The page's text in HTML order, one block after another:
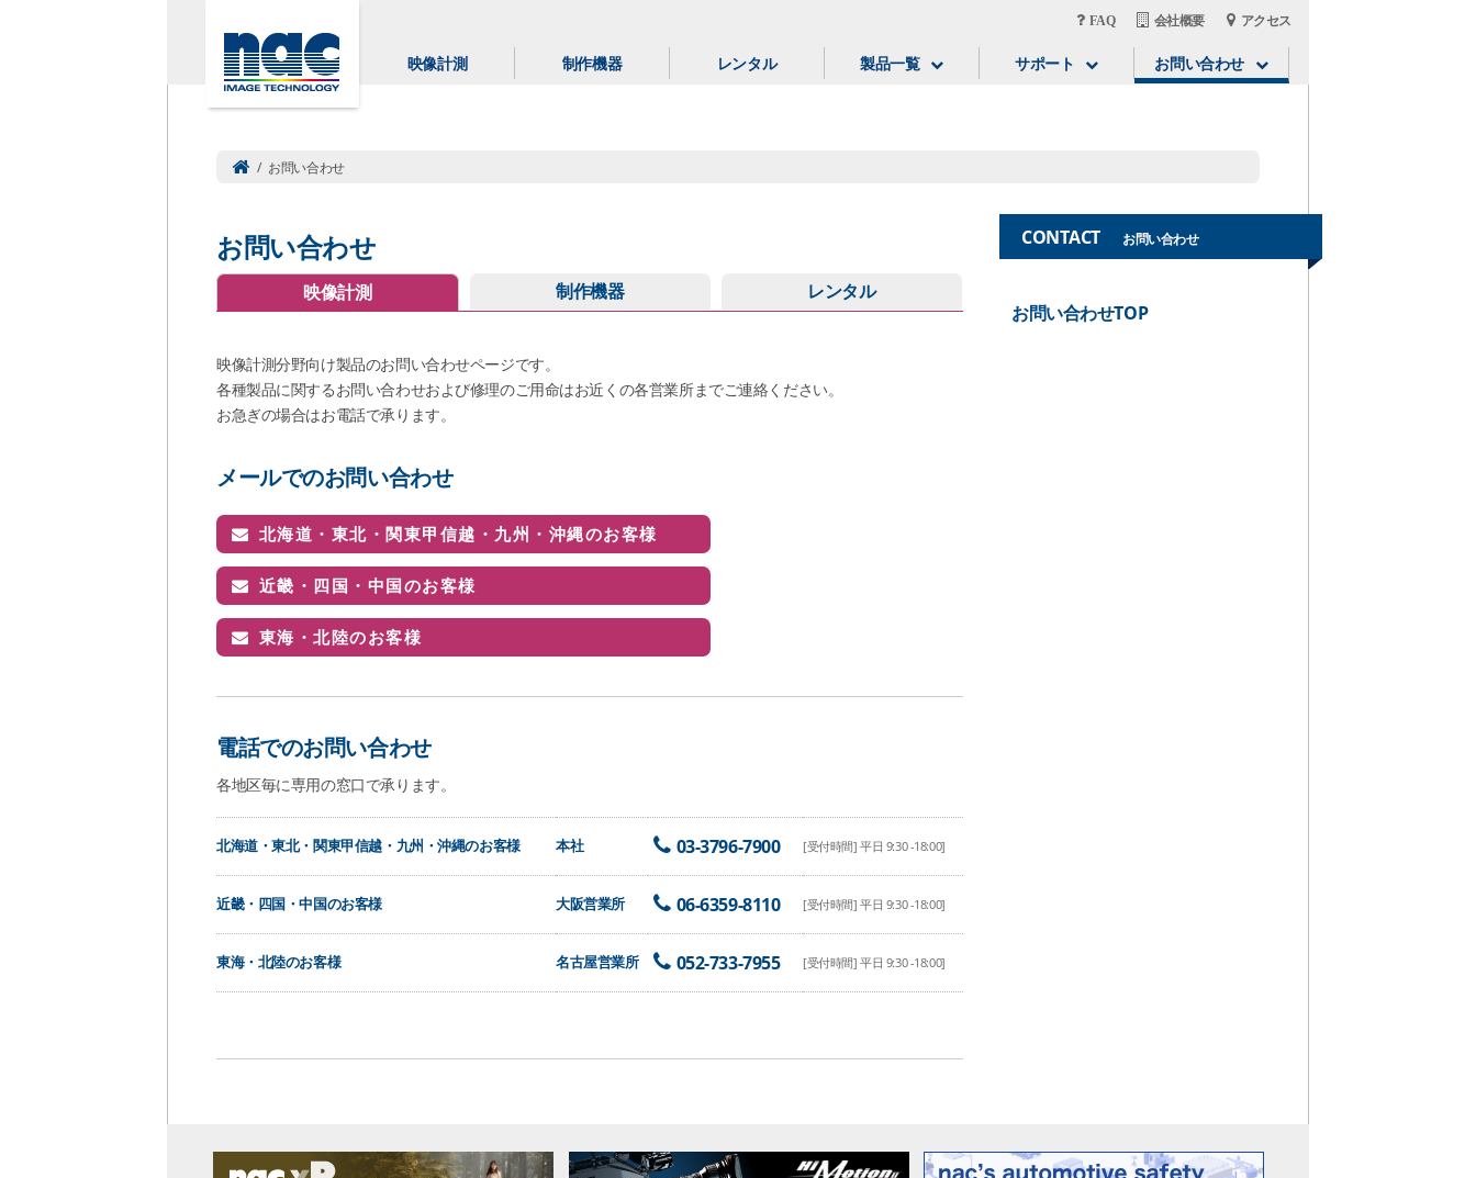
FAQ 会社概要 アクセス
映像計測 制作機器 レンタル 製品一覧 サポート お問い合わせ
CONTACT お問い合わせ
/ お問い合わせ
お問い合わせ
映像計測 制作機器 レンタル
映像計測分野向け製品のお問い合わせページです。
各種製品に関するお問い合わせおよび修理のご用命はお近くの各営業所までご連絡ください。
お急ぎの場合はお電話で承ります。
メールでのお問い合わせ
北海道・東北・関東甲信越・九州・沖縄のお客様
近畿・四国・中国のお客様
東海・北陸のお客様
電話でのお問い合わせ
各地区毎に専用の窓口で承ります。
北海道・東北・関東甲信越・九州・沖縄のお客様 本社 03-3796-7900 [受付時間] 平日 9:30 -18:00]
近畿・四国・中国のお客様 大阪営業所 06-6359-8110 [受付時間] 平日 9:30 -18:00]
東海・北陸のお客様 名古屋営業所 052-733-7955 [受付時間] 平日 9:30 -18:00]
お問い合わせTOP